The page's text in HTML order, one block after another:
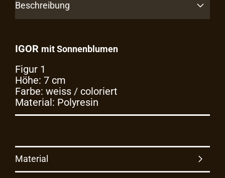
Beschreibung
IGOR mit Sonnenblumen
Figur 1
Höhe: 7 cm
Farbe: weiss / coloriert
Material: Polyresin
Material